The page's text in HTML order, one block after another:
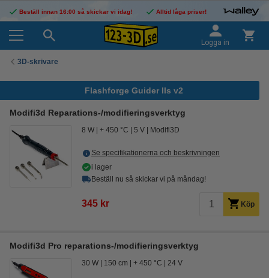
Beställ innan 16:00 så skickar vi idag! Alltid låga priser!
Logga in
3D-skrivare
Flashforge Guider IIs v2
Modifi3d Reparations-/modifieringsverktyg
8 W + 450 °C 5 V Modifi3D
Se specifikationerna och beskrivningen
i lager
Beställ nu så skickar vi på måndag!
345 kr Köp
Modifi3d Pro reparations-/modifieringsverktyg
30 W 150 cm + 450 °C 24 V